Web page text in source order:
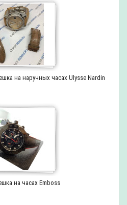
на наручных часах Ulysse Nardin
на часах Emboss